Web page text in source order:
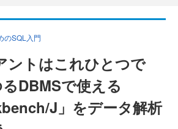
のSQL入門
ントはこれひとつで
DBMSで使える
J」をデータ解析